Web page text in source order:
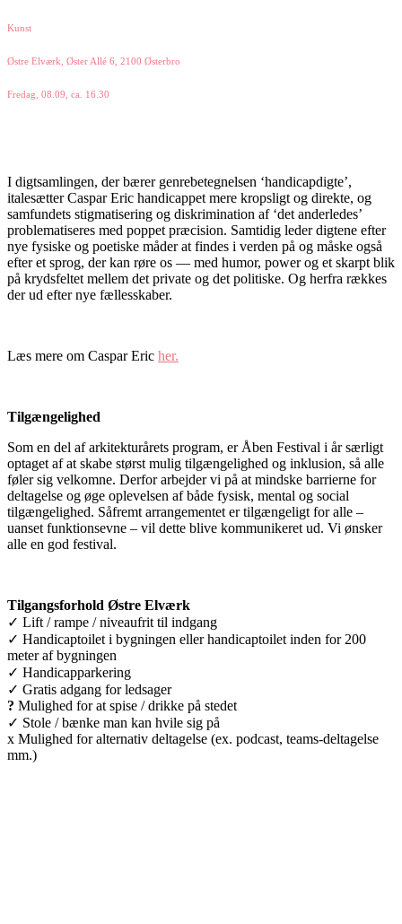
Kunst
Østre Elværk, Øster Allé 6, 2100 Østerbro
Fredag, 08.09, ca. 16.30
I digtsamlingen, der bærer genrebetegnelsen ‘handicapdigte’,
italesætter Caspar Eric handicappet mere kropsligt og direkte, og
samfundets stigmatisering og diskrimination af ‘det anderledes’
problematiseres med poppet præcision. Samtidig leder digtene efter
nye fysiske og poetiske måder at findes i verden på og måske også
efter et sprog, der kan røre os — med humor, power og et skarpt blik
på krydsfeltet mellem det private og det politiske. Og herfra rækkes
der ud efter nye fællesskaber.
Læs mere om Caspar Eric her.
Tilgængelighed
Som en del af arkitekturårets program, er Åben Festival i år særligt
optaget af at skabe størst mulig tilgængelighed og inklusion, så alle
føler sig velkomne. Derfor arbejder vi på at mindske barrierne for
deltagelse og øge oplevelsen af både fysisk, mental og social
tilgængelighed. Såfremt arrangementet er tilgængeligt for alle –
uanset funktionsevne – vil dette blive kommunikeret ud. Vi ønsker
alle en god festival.
Tilgangsforhold Østre Elværk
✓ Lift / rampe / niveaufrit til indgang
✓ Handicaptoilet i bygningen eller handicaptoilet inden for 200
meter af bygningen
✓ Handicapparkering
✓ Gratis adgang for ledsager
? Mulighed for at spise / drikke på stedet
✓ Stole / bænke man kan hvile sig på
x Mulighed for alternativ deltagelse (ex. podcast, teams-deltagelse
mm.)